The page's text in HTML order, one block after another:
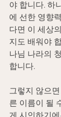
야 합니다. 하
에 선한 영향
다면 이 세상
지도 배워야
나님 나라의
합니다.
그렇지 않으
른 이름이 될